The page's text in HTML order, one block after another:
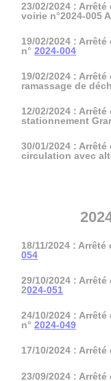
23/02/2024 :
voirie n°2024-005
19/02/2024 :
n°2024-004
19/02/2024 :
ramassage de
12/02/2024 :
stationnement
30/01/2024 :
circulation avec
18/11/2024 :
054
29/10/2024 :
2024-051
24/10/2024 :
n°2024-049
17/10/2024 :
23/09/2024 :